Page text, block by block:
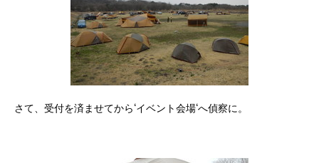
さて、受付を済ませてから‘イベント会場‘へ偵察に。